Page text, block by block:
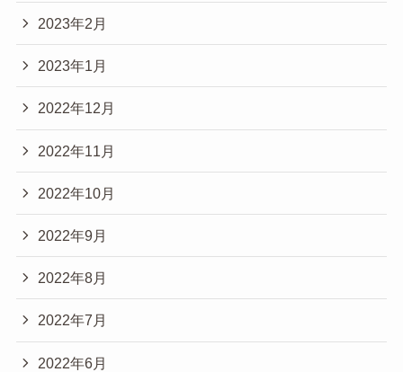
2023年2月
2023年1月
2022年12月
2022年11月
2022年10月
2022年9月
2022年8月
2022年7月
2022年6月